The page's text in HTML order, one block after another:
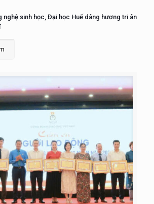
nghệ sinh học, Đại học Huế dâng hương tri ân